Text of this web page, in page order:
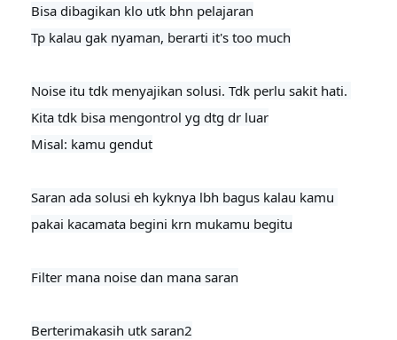
Bisa dibagikan klo utk bhn pelajaran
Tp kalau gak nyaman, berarti it's too much
Noise itu tdk menyajikan solusi. Tdk perlu sakit hati.
Kita tdk bisa mengontrol yg dtg dr luar
Misal: kamu gendut
Saran ada solusi eh kyknya lbh bagus kalau kamu
pakai kacamata begini krn mukamu begitu
Filter mana noise dan mana saran
Berterimakasih utk saran2